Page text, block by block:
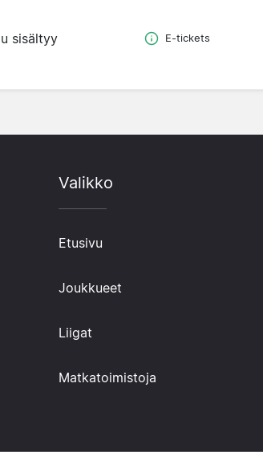
sisältyy E-tickets
Valikko
Etusivu
Joukkueet
Liigat
Matkatoimistoja